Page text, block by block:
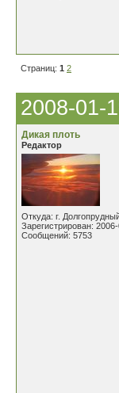
Страниц: 1 2
2008-01-
Дикая плоть
Редактор
Откуда: г.
Зарегистрирован:
Сообщений: 5753